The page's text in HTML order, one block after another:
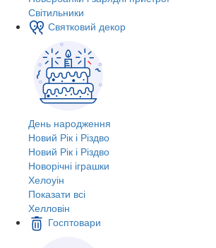
Світильники
Святковий декор
День народження
Новий Рік і Різдво
Новий Рік і Різдво
Новорічні іграшки
Хелоуін
Показати всі
Хелловін
Госптовари